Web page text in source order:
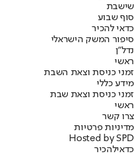
שישבת
סוף שבוע
כדאי להכיר
סיפור המשק הישראלי
נדל"ן
ראשי
זמני כניסת וצאת השבת
מידע כללי
זמני כניסת וצאת שבת
ראשי
צרו קשר
מדיניות פרטיות
Hosted by SPD
כדאילהכיר